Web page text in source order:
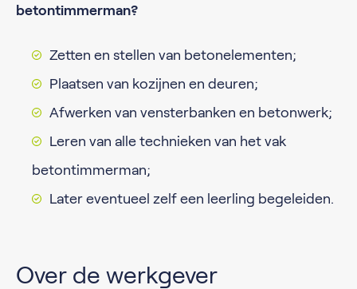
betontimmerman?
Zetten en stellen van betonelementen;
Plaatsen van kozijnen en deuren;
Afwerken van vensterbanken en betonwerk;
Leren van alle technieken van het vak
betontimmerman;
Later eventueel zelf een leerling begeleiden.
Over de werkgever